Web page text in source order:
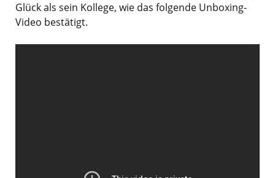
Glück als sein Kollege, wie das folgende Unboxing-
Video bestätigt.